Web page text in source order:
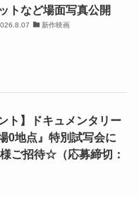
トなど場面写真公開
新作映画
ト】ドキュメンタリー
0地点』特別試写会に
ご招待☆（応募締切：